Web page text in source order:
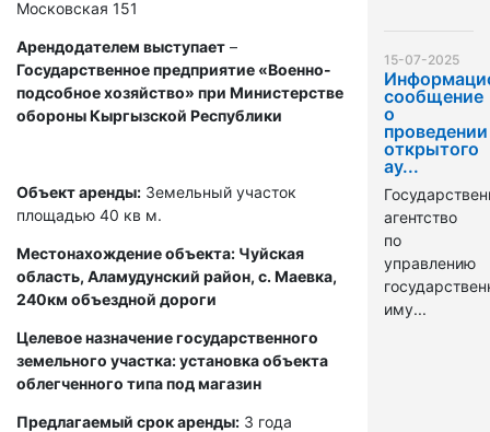
Московская 151
Арендодателем выступает –
Государственное предприятие «Военно-
подсобное хозяйство» при Министерстве
обороны Кыргызской Республики
Объект аренды: Земельный участок
площадью 40 кв м.
Местонахождение объекта: Чуйская
область, Аламудунский район, с. Маевка,
240км объездной дороги
Целевое назначение государственного
земельного участка: установка объекта
облегченного типа под магазин
Предлагаемый срок аренды: 3 года
15-07-2025
сообщение
о
проведении
открытого
ау...
агентство
по
управлению
иму...